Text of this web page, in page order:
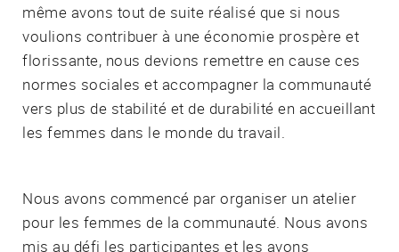
même avons tout de suite réalisé que si nous
voulions contribuer à une économie prospère et
florissante, nous devions remettre en cause ces
normes sociales et accompagner la communauté
vers plus de stabilité et de durabilité en accueillant
les femmes dans le monde du travail.
Nous avons commencé par organiser un atelier
pour les femmes de la communauté. Nous avons
mis au défi les participantes et les avons